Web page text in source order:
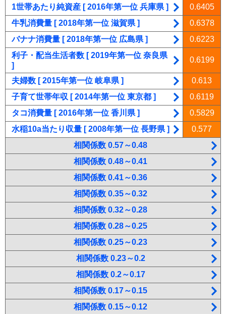
1世帯あたり純資産 [ 2016年第一位 兵庫県 ]
0.6405
牛乳消費量 [ 2018年第一位 滋賀県 ]
0.6378
バナナ消費量 [ 2018年第一位 広島県 ]
0.6223
利子・配当生活者数 [ 2019年第一位 奈良県
]
0.6199
夫婦数 [ 2015年第一位 岐阜県 ]
0.613
子育て世帯年収 [ 2014年第一位 東京都 ]
0.6119
タコ消費量 [ 2016年第一位 香川県 ]
0.5829
水稲10a当たり収量 [ 2008年第一位 長野県 ]
0.577
相関係数 0.57～0.48
相関係数 0.48～0.41
相関係数 0.41～0.36
相関係数 0.35～0.32
相関係数 0.32～0.28
相関係数 0.28～0.25
相関係数 0.25～0.23
相関係数 0.23～0.2
相関係数 0.2～0.17
相関係数 0.17～0.15
相関係数 0.15～0.12